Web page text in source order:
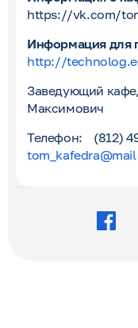
https://vk.com/
Информация для
http://
Заведующий
Максимович
Телефон: (812)